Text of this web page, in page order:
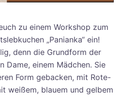
zu einem Workshop zum
„Panianka“ ein!
denn die Grundform der
Dame, einem Mädchen. Sie
Form gebacken, mit Rote-
weißem, blauem und gelbem